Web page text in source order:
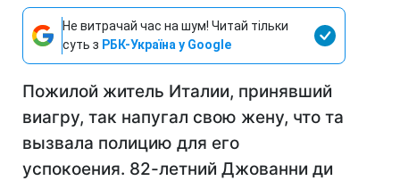
Не витрачай час на шум! Читай тільки
суть з РБК-Україна у Google
Пожилой житель Италии, принявший
виагру, так напугал свою жену, что та
вызвала полицию для его
успокоения. 82-летний Джованни ди